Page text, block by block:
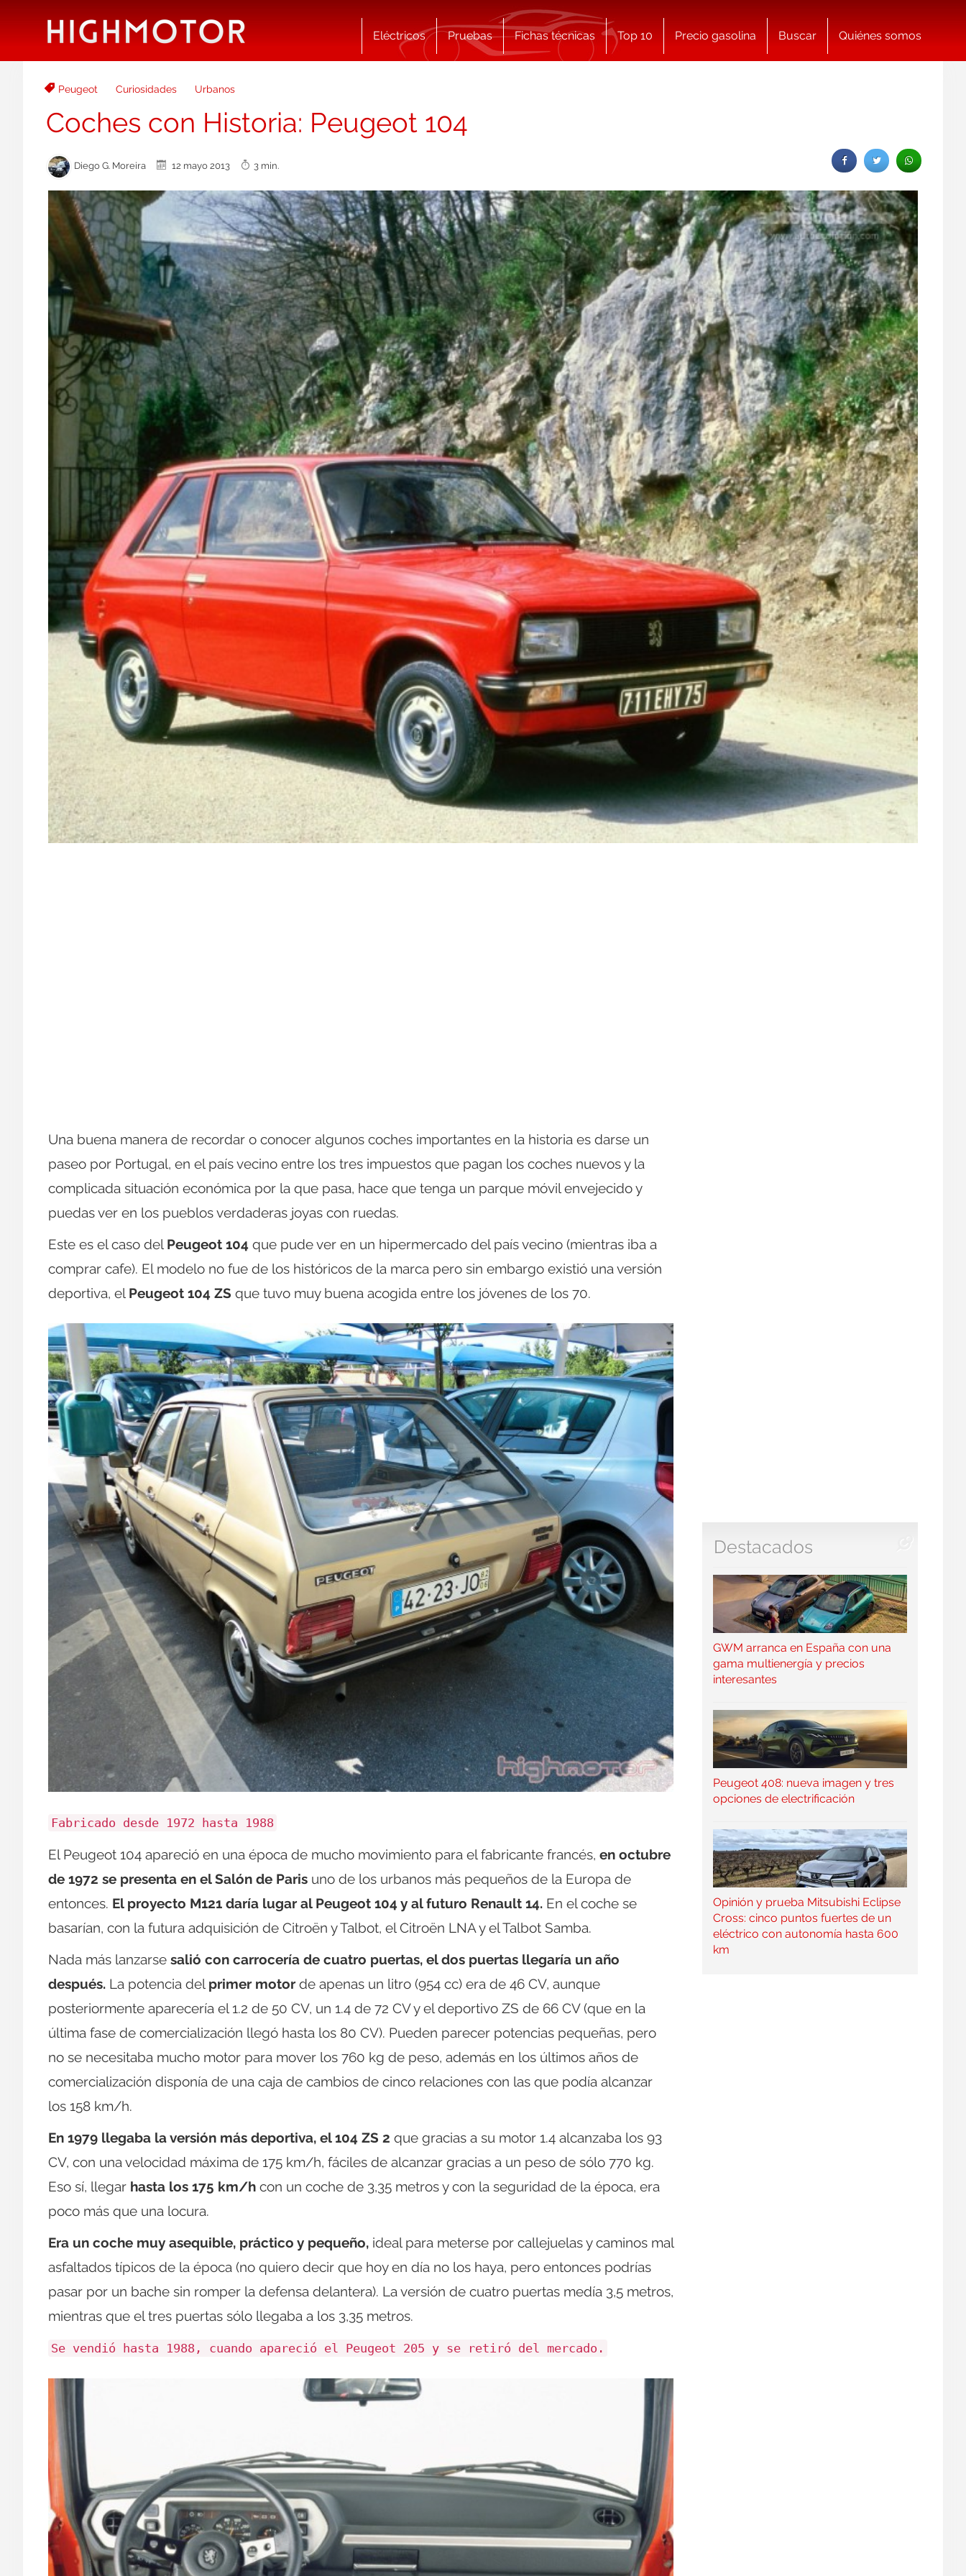
Eléctricos Pruebas Fichas técnicas Top 10 Precio gasolina Buscar Quiénes somos
Peugeot Curiosidades Urbanos
Coches con Historia: Peugeot 104
Diego G. Moreira 12 mayo 2013 3 min.
Una buena manera de recordar o conocer algunos coches importantes en la historia es darse un
paseo por Portugal, en el país vecino entre los tres impuestos que pagan los coches nuevos y la
complicada situación económica por la que pasa, hace que tenga un parque móvil envejecido y
puedas ver en los pueblos verdaderas joyas con ruedas.
Este es el caso del Peugeot 104 que pude ver en un hipermercado del país vecino (mientras iba a
comprar cafe). El modelo no fue de los históricos de la marca pero sin embargo existió una versión
deportiva, el Peugeot 104 ZS que tuvo muy buena acogida entre los jóvenes de los 70.
Fabricado desde 1972 hasta 1988
El Peugeot 104 apareció en una época de mucho movimiento para el fabricante francés, en octubre
de 1972 se presenta en el Salón de Paris uno de los urbanos más pequeños de la Europa de
entonces. El proyecto M121 daría lugar al Peugeot 104 y al futuro Renault 14. En el coche se
basarían, con la futura adquisición de Citroën y Talbot, el Citroën LNA y el Talbot Samba.
Nada más lanzarse salió con carrocería de cuatro puertas, el dos puertas llegaría un año
después. La potencia del primer motor de apenas un litro (954 cc) era de 46 CV, aunque
posteriormente aparecería el 1.2 de 50 CV, un 1.4 de 72 CV y el deportivo ZS de 66 CV (que en la
última fase de comercialización llegó hasta los 80 CV). Pueden parecer potencias pequeñas, pero
no se necesitaba mucho motor para mover los 760 kg de peso, además en los últimos años de
comercialización disponía de una caja de cambios de cinco relaciones con las que podía alcanzar
los 158 km/h.
En 1979 llegaba la versión más deportiva, el 104 ZS 2 que gracias a su motor 1.4 alcanzaba los 93
CV, con una velocidad máxima de 175 km/h, fáciles de alcanzar gracias a un peso de sólo 770 kg.
Eso sí, llegar hasta los 175 km/h con un coche de 3,35 metros y con la seguridad de la época, era
poco más que una locura.
Era un coche muy asequible, práctico y pequeño, ideal para meterse por callejuelas y caminos mal
asfaltados típicos de la época (no quiero decir que hoy en día no los haya, pero entonces podrías
pasar por un bache sin romper la defensa delantera). La versión de cuatro puertas medía 3,5 metros,
mientras que el tres puertas sólo llegaba a los 3,35 metros.
Se vendió hasta 1988, cuando apareció el Peugeot 205 y se retiró del mercado.
Destacados
GWM arranca en España con una
gama multienergía y precios
interesantes
Peugeot 408: nueva imagen y tres
opciones de electrificación
Opinión y prueba Mitsubishi Eclipse
Cross: cinco puntos fuertes de un
eléctrico con autonomía hasta 600
km